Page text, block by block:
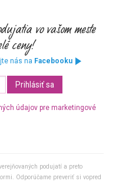
nás na Facebooku
údajov pre marketingové
podujatí a preto
Odporúčame preveriť si vopred